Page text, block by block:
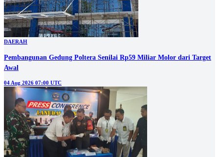
DAERAH
Pembangunan Gedung Poltera Senilai Rp59 Miliar Molor dari Target
Awal
04 Aug 2026 07:00 UTC